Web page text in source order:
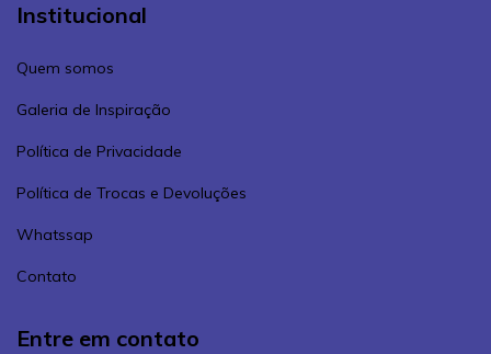
Institucional
Quem somos
Galeria de Inspiração
Política de Privacidade
Política de Trocas e Devoluções
Whatssap
Contato
Entre em contato